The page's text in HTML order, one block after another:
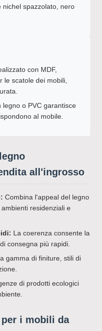
nichel spazzolato, nero
con MDF,
le scatole dei mobili,
legno o PVC garantisce
al mobile.
all'ingrosso
Combina l'appeal del legno
residenziali e
La coerenza consente la
consegna più rapidi.
gamma di finiture, stili di
di prodotti ecologici
i mobili da